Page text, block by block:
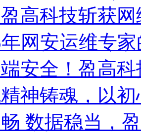
高科技斩获
网安运维专
安全！盈高
神铸魂，以
数据稳当，